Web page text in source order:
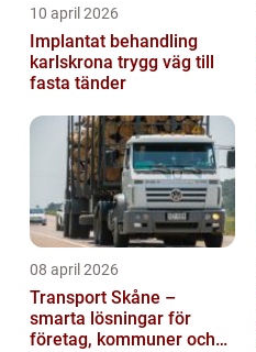
10 april 2026
Implantat behandling
karlskrona trygg väg till
fasta tänder
08 april 2026
Transport Skåne –
smarta lösningar för
företag, kommuner och